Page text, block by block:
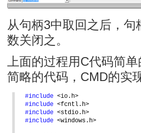
从句柄3中取回之后，
数关闭之。
上面的过程用C代码简
简略的代码，CMD的实
#include <io.h>
#include <fcntl.h>
#include <stdio.h>
#include <windows.h>